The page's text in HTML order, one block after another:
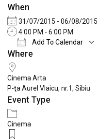
When
31/07/2015 - 06/08/2015
4:00 PM - 6:00 PM
Add To Calendar
Download ICS
Where
Cinema Arta
P-ţa Aurel Vlaicu, nr.1, Sibiu
Event Type
Cinema